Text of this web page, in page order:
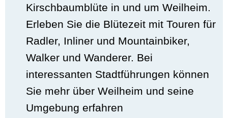
Kirschbaumblüte in und um Weilheim.
Erleben Sie die Blütezeit mit Touren für
Radler, Inliner und Mountainbiker,
Walker und Wanderer. Bei
interessanten Stadtführungen können
Sie mehr über Weilheim und seine
Umgebung erfahren